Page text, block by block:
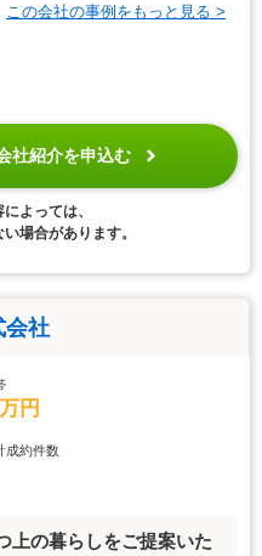
この会社の事例をもっと見る >
社紹介を申込む
よっては、
場合があります。
会社
円
成約件数
上の暮らしをご提案いた